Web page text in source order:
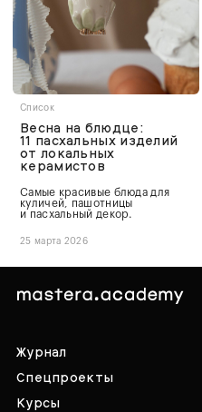
Список
Весна на блюдце:
11 пасхальных изделий
от локальных
керамистов
Самые красивые блюда для
куличей, пашотницы
и пасхальный декор.
25 марта 2026
Журнал
Спецпроекты
Курсы